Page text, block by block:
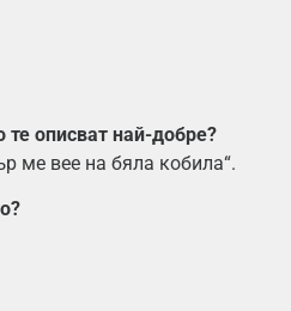
те описват най-добре?
ме вее на бяла кобила“.